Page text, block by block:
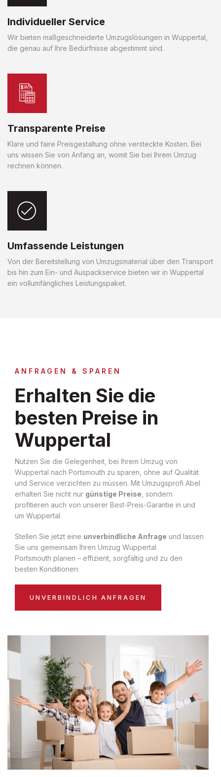
Individueller Service
Wir bieten maßgeschneiderte Umzugslösungen in Wuppertal,
die genau auf Ihre Bedürfnisse abgestimmt sind.
Transparente Preise
Klare und faire Preisgestaltung ohne versteckte Kosten. Bei
uns wissen Sie von Anfang an, womit Sie bei Ihrem Umzug
rechnen können.
Umfassende Leistungen
Von der Bereitstellung von Umzugsmaterial über den Transport
bis hin zum Ein- und Auspackservice bieten wir in Wuppertal
ein vollumfängliches Leistungspaket.
ANFRAGEN & SPAREN
Erhalten Sie die
besten Preise in
Wuppertal
Nutzen Sie die Gelegenheit, bei Ihrem Umzug von
Wuppertal nach Portsmouth zu sparen, ohne auf Qualität
und Service verzichten zu müssen. Mit Umzugsprofi Abel
erhalten Sie nicht nur günstige Preise , sondern
profitieren auch von unserer Best-Preis-Garantie in und
um Wuppertal.
Stellen Sie jetzt eine unverbindliche Anfrage und lassen
Sie uns gemeinsam Ihren Umzug Wuppertal
Portsmouth planen – effizient, sorgfältig und zu den
besten Konditionen:
UNVERBINDLICH ANFRAGEN